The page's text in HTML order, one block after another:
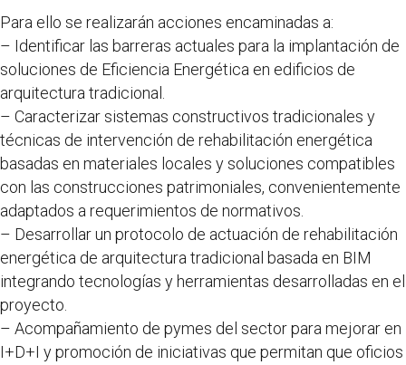
Para ello se realizarán acciones encaminadas a:
– Identificar las barreras actuales para la implantación de
soluciones de Eficiencia Energética en edificios de
arquitectura tradicional.
– Caracterizar sistemas constructivos tradicionales y
técnicas de intervención de rehabilitación energética
basadas en materiales locales y soluciones compatibles
con las construcciones patrimoniales, convenientemente
adaptados a requerimientos de normativos.
– Desarrollar un protocolo de actuación de rehabilitación
energética de arquitectura tradicional basada en BIM
integrando tecnologías y herramientas desarrolladas en el
proyecto.
– Acompañamiento de pymes del sector para mejorar en
I+D+I y promoción de iniciativas que permitan que oficios